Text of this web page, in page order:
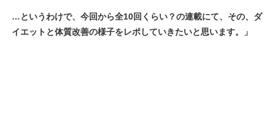
…というわけで、今回から全10回くらい？の連載にて、その、ダ
イエットと体質改善の様子をレポしていきたいと思います。」